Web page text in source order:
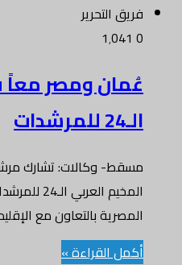
فريق التحرير
0
عُمان ومصر معاً
الـ24 للمرشدات
مسقط- وكالات: تشارك
المخيم
المصرية بالتعاون مع
أكمل القراءة »